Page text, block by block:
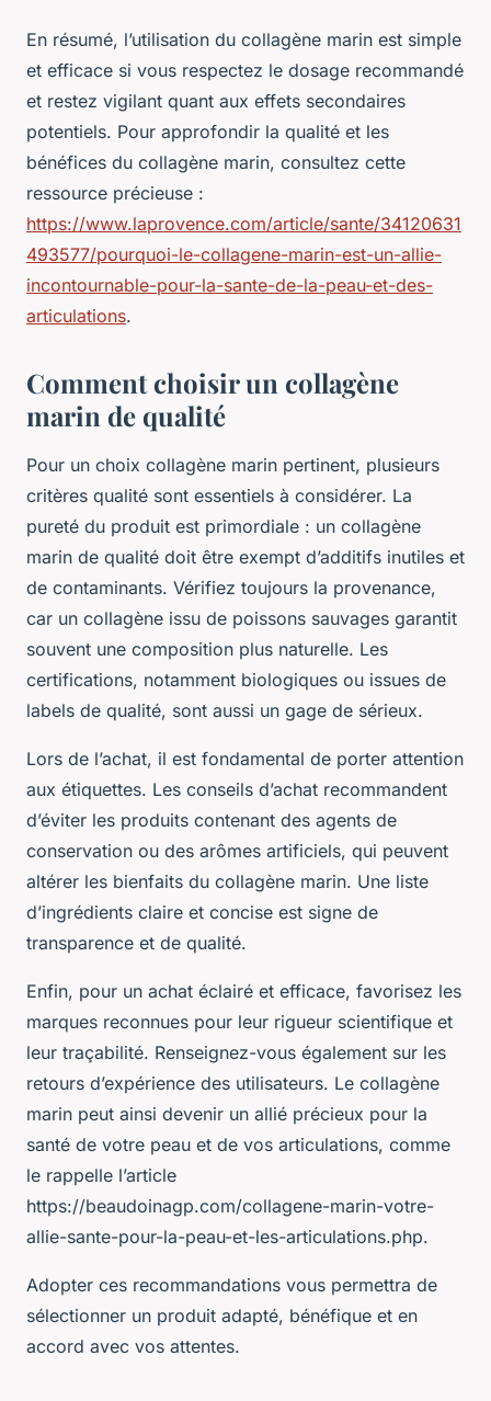
En résumé, l’utilisation du collagène marin est simple
et efficace si vous respectez le dosage recommandé
et restez vigilant quant aux effets secondaires
potentiels. Pour approfondir la qualité et les
bénéfices du collagène marin, consultez cette
ressource précieuse :
https://www.laprovence.com/article/sante/34120631
493577/pourquoi-le-collagene-marin-est-un-allie-
incontournable-pour-la-sante-de-la-peau-et-des-
articulations.
Comment choisir un collagène
marin de qualité
Pour un choix collagène marin pertinent, plusieurs
critères qualité sont essentiels à considérer. La
pureté du produit est primordiale : un collagène
marin de qualité doit être exempt d’additifs inutiles et
de contaminants. Vérifiez toujours la provenance,
car un collagène issu de poissons sauvages garantit
souvent une composition plus naturelle. Les
certifications, notamment biologiques ou issues de
labels de qualité, sont aussi un gage de sérieux.
Lors de l’achat, il est fondamental de porter attention
aux étiquettes. Les conseils d’achat recommandent
d’éviter les produits contenant des agents de
conservation ou des arômes artificiels, qui peuvent
altérer les bienfaits du collagène marin. Une liste
d’ingrédients claire et concise est signe de
transparence et de qualité.
Enfin, pour un achat éclairé et efficace, favorisez les
marques reconnues pour leur rigueur scientifique et
leur traçabilité. Renseignez-vous également sur les
retours d’expérience des utilisateurs. Le collagène
marin peut ainsi devenir un allié précieux pour la
santé de votre peau et de vos articulations, comme
le rappelle l’article
https://beaudoinagp.com/collagene-marin-votre-
allie-sante-pour-la-peau-et-les-articulations.php.
Adopter ces recommandations vous permettra de
sélectionner un produit adapté, bénéfique et en
accord avec vos attentes.